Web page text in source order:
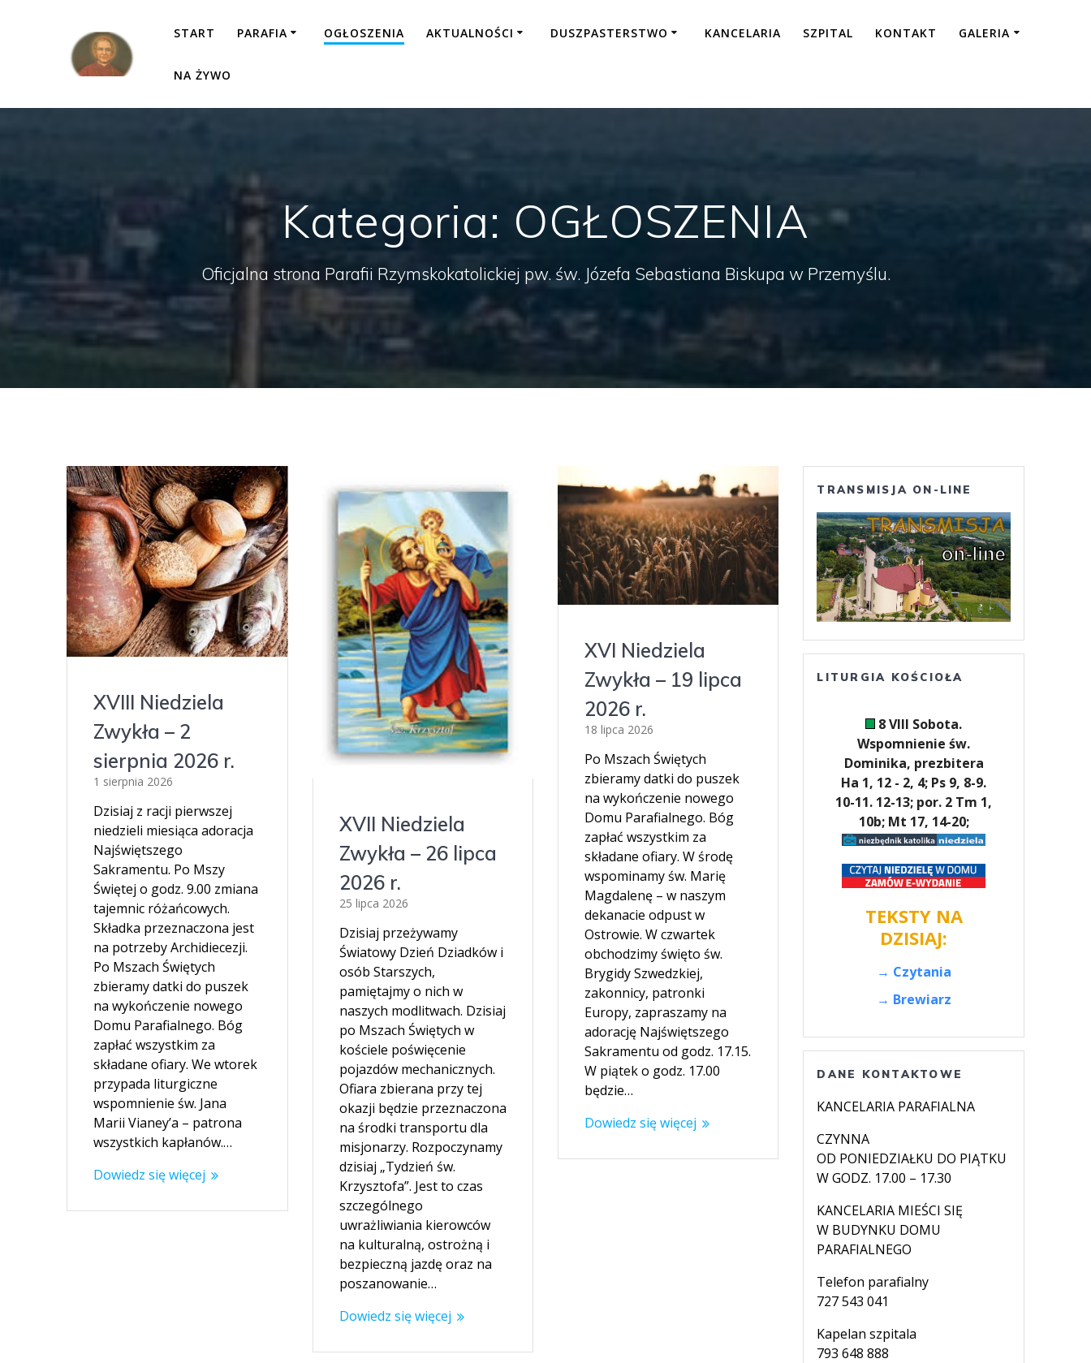
START PARAFIA OGŁOSZENIA AKTUALNOŚCI DUSZPASTERSTWO KANCELARIA SZPITAL KONTAKT GALERIA
NA ŻYWO
Kategoria: OGŁOSZENIA
Oficjalna strona Parafii Rzymskokatolickiej pw. św. Józefa Sebastiana Biskupa w Przemyślu.
XVIII Niedziela
Zwykła – 2
sierpnia 2026 r.
1 sierpnia 2026
Dzisiaj z racji pierwszej
niedzieli miesiąca adoracja
Najświętszego
Sakramentu. Po Mszy
Świętej o godz. 9.00 zmiana
tajemnic różańcowych.
Składka przeznaczona jest
na potrzeby Archidiecezji.
Po Mszach Świętych
zbieramy datki do puszek
na wykończenie nowego
Domu Parafialnego. Bóg
zapłać wszystkim za
składane ofiary. We wtorek
przypada liturgiczne
wspomnienie św. Jana
Marii Vianey’a – patrona
wszystkich kapłanów.…
Dowiedz się więcej
XVII Niedziela
Zwykła – 26 lipca
2026 r.
25 lipca 2026
Dzisiaj przeżywamy
Światowy Dzień Dziadków i
osób Starszych,
pamiętajmy o nich w
naszych modlitwach. Dzisiaj
po Mszach Świętych w
kościele poświęcenie
pojazdów mechanicznych.
Ofiara zbierana przy tej
okazji będzie przeznaczona
na środki transportu dla
misjonarzy. Rozpoczynamy
dzisiaj „Tydzień św.
Krzysztofa”. Jest to czas
szczególnego
uwrażliwiania kierowców
na kulturalną, ostrożną i
bezpieczną jazdę oraz na
poszanowanie…
Dowiedz się więcej
XVI Niedziela
Zwykła – 19 lipca
2026 r.
18 lipca 2026
Po Mszach Świętych
zbieramy datki do puszek
na wykończenie nowego
Domu Parafialnego. Bóg
zapłać wszystkim za
składane ofiary. W środę
wspominamy św. Marię
Magdalenę – w naszym
dekanacie odpust w
Ostrowie. W czwartek
obchodzimy święto św.
Brygidy Szwedzkiej,
zakonnicy, patronki
Europy, zapraszamy na
adorację Najświętszego
Sakramentu od godz. 17.15.
W piątek o godz. 17.00
będzie…
Dowiedz się więcej
TRANSMISJA ON-LINE
LITURGIA KOŚCIOŁA
8 VIII Sobota.
Wspomnienie św.
Dominika, prezbitera
Ha 1, 12 - 2, 4; Ps 9, 8-9.
10-11. 12-13; por. 2 Tm 1,
10b; Mt 17, 14-20;
TEKSTY NA
DZISIAJ:
→ Czytania
→ Brewiarz
DANE KONTAKTOWE
KANCELARIA PARAFIALNA
CZYNNA
OD PONIEDZIAŁKU DO PIĄTKU
W GODZ. 17.00 – 17.30
KANCELARIA MIEŚCI SIĘ
W BUDYNKU DOMU
PARAFIALNEGO
Telefon parafialny
727 543 041
Kapelan szpitala
793 648 888